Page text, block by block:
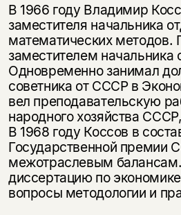
В 1966 году Владимир
заместителя начальника
математических методов.
заместителем
Одновременно занимал
советника от СССР в
вел преподавательскую
народного хозяйства
В 1968 году Коссов в
Государственной премии
межотраслевым
диссертацию по
вопросы методологии и